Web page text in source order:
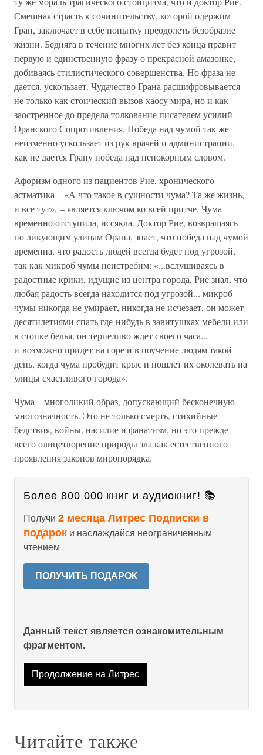
Смешная страсть к сочинительству, которой одержим
Гран, заключает в себе попытку преодолеть безобразие
жизни. Бедняга в течение многих лет без конца правит
первую и единственную фразу о прекрасной амазонке,
добиваясь стилистического совершенства. Но фраза не
дается, ускользает. Чудачество Грана расшифровывается
не только как стоический вызов хаосу мира, но и как
заостренное до предела толкование писателем усилий
Оранского Сопротивления. Победа над чумой так же
неизменно ускользает из рук врачей и администрации,
как не дается Грану победа над непокорным словом.
Афоризм одного из пациентов Рие, хронического
астматика – «А что такое в сущности чума? Та же жизнь,
и все тут», – является ключом ко всей притче. Чума
временно отступила, иссякла. Доктор Рие, возвращаясь
по ликующим улицам Орана, знает, что победа над чумой
временна, что радость людей всегда будет под угрозой,
так как микроб чумы неистребим: «...вслушиваясь в
радостные крики, идущие из центра города, Рие знал, что
любая радость всегда находится под угрозой... микроб
чумы никогда не умирает, никогда не исчезает, он может
десятилетиями спать где-нибудь в завитушках мебели или
в стопке белья, он терпеливо ждет своего часа...
и возможно придет на горе и в поучение людям такой
день, когда чума пробудит крыс и пошлет их околевать на
улицы счастливого города».
Чума – многоликий образ, допускающий бесконечную
многозначность. Это не только смерть, стихийные
бедствия, войны, насилие и фанатизм, но это прежде
всего олицетворение природы зла как естественного
проявления законов миропорядка.
Более 800 000 книг и аудиокниг! 📚
Получи 2 месяца Литрес Подписки в
подарок и наслаждайся неограниченным
чтением
ПОЛУЧИТЬ ПОДАРОК
Данный текст является ознакомительным
фрагментом.
Продолжение на Литрес
Читайте также